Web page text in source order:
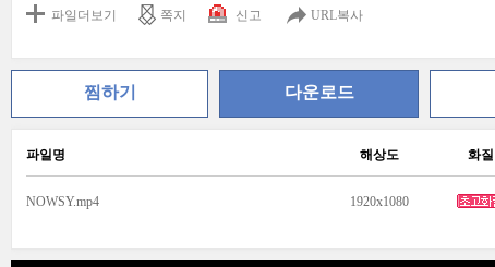
파일더보기 쪽지 신고 URL복사
찜하기 다운로드
파일명 해상도 화질
NOWSY.mp4 1920x1080